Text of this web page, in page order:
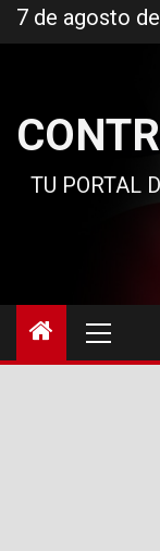
al
7 de agosto
TU PORTAL
principal